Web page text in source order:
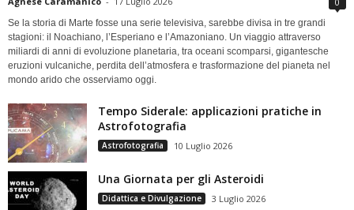
Se la storia di Marte fosse una serie televisiva, sarebbe divisa in tre grandi
stagioni: il Noachiano, l’Esperiano e l’Amazoniano. Un viaggio attraverso
miliardi di anni di evoluzione planetaria, tra oceani scomparsi, gigantesche
eruzioni vulcaniche, perdita dell’atmosfera e trasformazione del pianeta nel
mondo arido che osserviamo oggi.
Tempo Siderale: applicazioni pratiche in
Astrofotografia
Astrofotografia 10 Luglio 2026
Una Giornata per gli Asteroidi
Didattica e Divulgazione 3 Luglio 2026